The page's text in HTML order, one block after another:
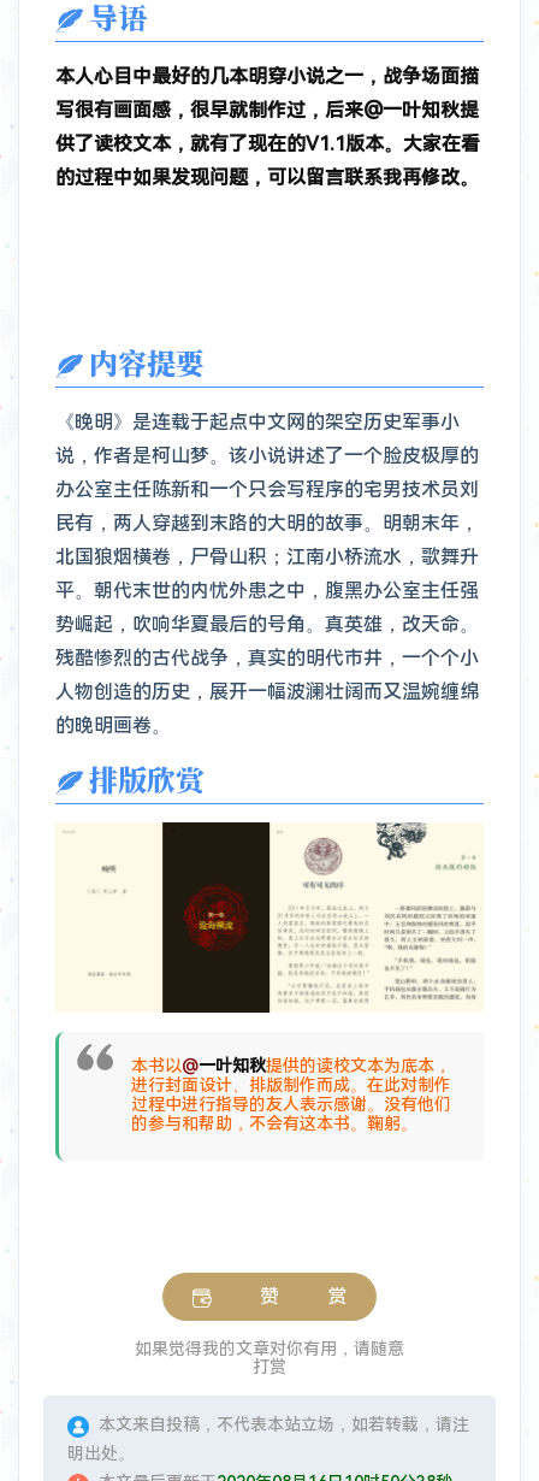
2年前 ：
2年前：#分享/资源 针对最近Vercel国内多地反应DNS解析跳反诈，分享个可用的中国DNS，
导语
本人心目中最好的几本明穿小说之一，战争场面描
写很有画面感，很早就制作过，后来@一叶知秋提
供了读校文本，就有了现在的V1.1版本。大家在看
的过程中如果发现问题，可以留言联系我再修改。
内容提要
《晚明》是连载于起点中文网的架空历史军事小
说，作者是柯山梦。该小说讲述了一个脸皮极厚的
办公室主任陈新和一个只会写程序的宅男技术员刘
民有，两人穿越到末路的大明的故事。明朝末年，
北国狼烟横卷，尸骨山积；江南小桥流水，歌舞升
平。朝代末世的内忧外患之中，腹黑办公室主任强
势崛起，吹响华夏最后的号角。真英雄，改天命。
残酷惨烈的古代战争，真实的明代市井，一个个小
人物创造的历史，展开一幅波澜壮阔而又温婉缠绵
的晚明画卷。
排版欣赏
本书以@一叶知秋提供的读校文本为底本，
进行封面设计、排版制作而成。在此对制作
过程中进行指导的友人表示感谢。没有他们
的参与和帮助，不会有这本书。鞠躬。
赞 赏
如果觉得我的文章对你有用，请随意
打赏
本文来自投稿，不代表本站立场，如若转载，请注
明出处。